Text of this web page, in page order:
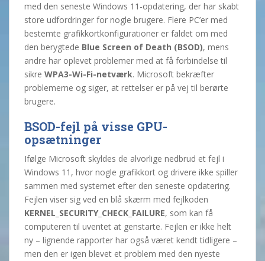
med den seneste Windows 11-opdatering, der har skabt
store udfordringer for nogle brugere. Flere PC’er med
bestemte grafikkortkonfigurationer er faldet om med
den berygtede Blue Screen of Death (BSOD), mens
andre har oplevet problemer med at få forbindelse til
sikre WPA3-Wi-Fi-netværk. Microsoft bekræfter
problemerne og siger, at rettelser er på vej til berørte
brugere.
BSOD-fejl på visse GPU-
opsætninger
Ifølge Microsoft skyldes de alvorlige nedbrud et fejl i
Windows 11, hvor nogle grafikkort og drivere ikke spiller
sammen med systemet efter den seneste opdatering.
Fejlen viser sig ved en blå skærm med fejlkoden
KERNEL_SECURITY_CHECK_FAILURE, som kan få
computeren til uventet at genstarte. Fejlen er ikke helt
ny – lignende rapporter har også været kendt tidligere –
men den er igen blevet et problem med den nyeste